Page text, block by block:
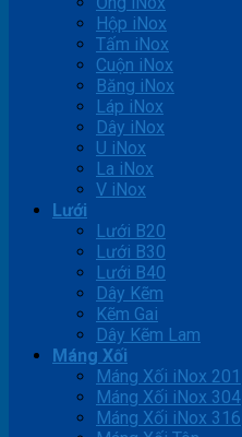
Hộp iNox
Tấm iNox
Cuộn iNox
Băng iNox
Láp iNox
Dây iNox
U iNox
La iNox
V iNox
Lưới
Lưới B20
Lưới B30
Lưới B40
Dây Kẽm
Kẽm Gai
Dây Kẽm Lam
Máng Xối
Máng Xối iNox 201
Máng Xối iNox 304
Máng Xối iNox 316